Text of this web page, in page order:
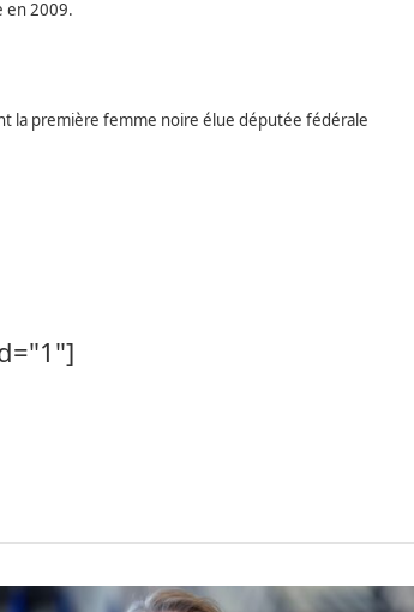
en 2009.
la première femme noire élue députée fédérale